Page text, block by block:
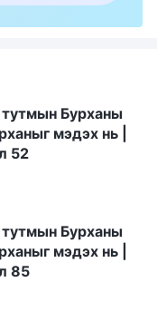
Бурханы
мэдэх нь |
52
Бурханы
мэдэх нь |
85